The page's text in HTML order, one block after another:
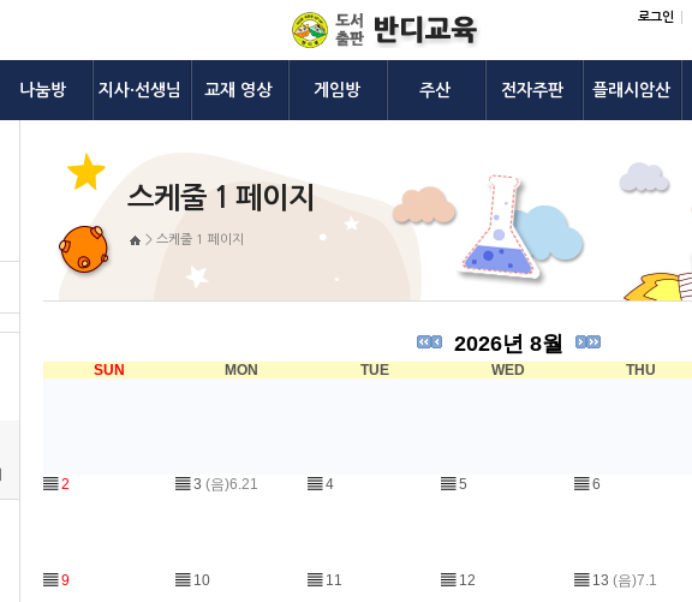
로그인
나눔방 지사·선생님 교재 영상 게임방 주산 전자주판 플래시암산
스케줄 1 페이지
> 스케줄 1 페이지
2026년 8월
SUN MON TUE WED THU
▤ 2 ▤ 3 (음)6.21 ▤ 4 ▤ 5 ▤ 6
▤ 9 ▤ 10 ▤ 11 ▤ 12 ▤ 13 (음)7.1